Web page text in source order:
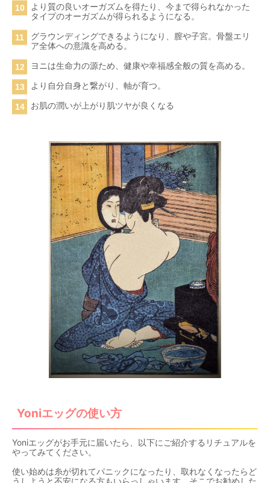
より質の良いオーガズムを得たり、今まで得られなかった
タイプのオーガズムが得られるようになる。
グラウンディングできるようになり、膣や子宮。骨盤エリ
ア全体への意識を高める。
ヨニは生命力の源ため、健康や幸福感全般の質を高める。
より自分自身と繋がり、軸が育つ。
お肌の潤いが上がり肌ツヤが良くなる
Yoniエッグの使い方
Yoniエッグがお手元に届いたら、以下にご紹介するリチュアルを
やってみてください。
使い始めは糸が切れてパニックになったり、取れなくなったらど
うしようと不安になる方もいらっしゃいます。そこでお勧めした